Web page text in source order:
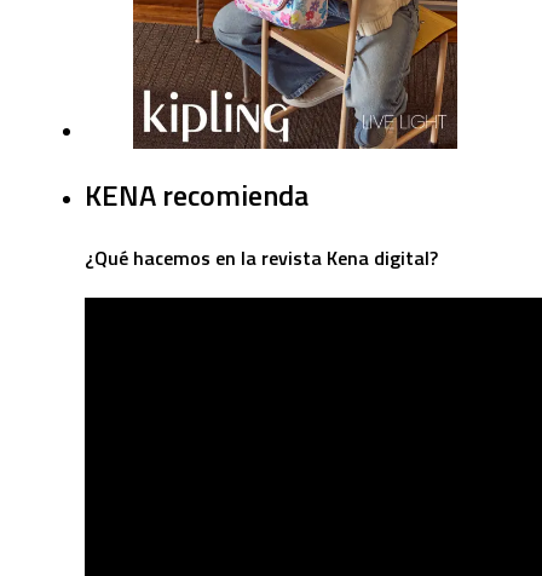
KENA recomienda
¿Qué hacemos en la revista Kena digital?